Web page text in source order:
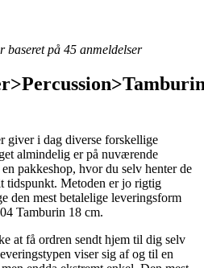
baseret på 45 anmeldelser
giver i dag diverse forskellige
almindelig er på nuværende
pakkeshop, hvor du selv henter de
tidspunkt. Metoden er jo rigtig
den mest betalelige leveringsform
Tamburin 18 cm.
at få ordren sendt hjem til dig selv
viser sig af og til en